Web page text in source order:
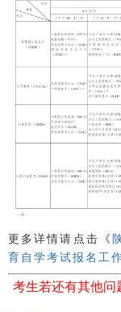
更多详情请点击《
育自学考试报名工
考生若还有其他